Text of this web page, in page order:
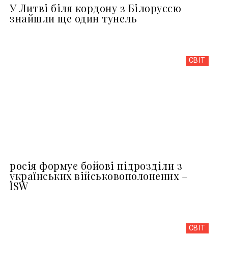
У Литві біля кордону з Білоруссю
знайшли ще один тунель
СВІТ
росія формує бойові підрозділи з
українських військовополонених –
ISW
СВІТ